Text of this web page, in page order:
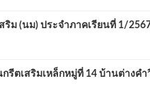
ม (นม) ประจำภาคเรียนที่ 1/
ตเสริมเหล็กหมู่ที่ 14 บ้านต่างคำ